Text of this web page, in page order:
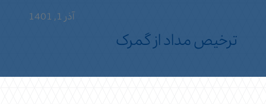
آذر 1, 1401
ترخیص مداد از گمرک